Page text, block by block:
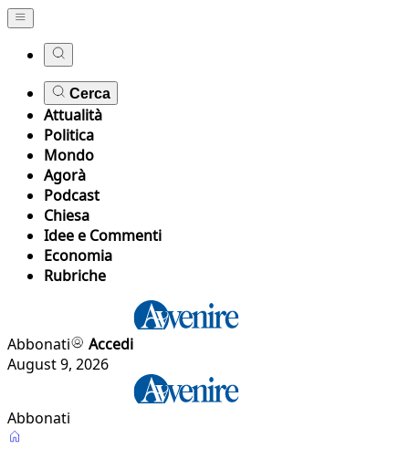
Cerca
Attualità
Politica
Mondo
Agorà
Podcast
Chiesa
Idee e Commenti
Economia
Rubriche
Abbonati
Accedi
August 9, 2026
Abbonati